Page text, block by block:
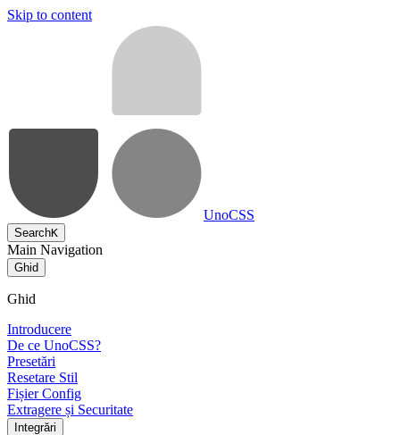
Skip to content
UnoCSS
SearchK
Main Navigation
Ghid
Ghid
Introducere
De ce UnoCSS?
Presetări
Resetare Stil
Fișier Config
Extragere și Securitate
Integrări